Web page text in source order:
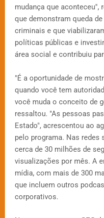
mudança que aconteceu",
que demonstram queda
criminais e que
políticas públicas e
área social e contribuiu
"É a oportunidade de
quando você tem
você muda o conceito de
ressaltou. "As pessoas
Estado", acrescentou ao
pelo programa. Nas redes
cerca de 30 milhões de
visualizações por mês. A
mídia, com mais de 300
que incluem outros
corporativos.